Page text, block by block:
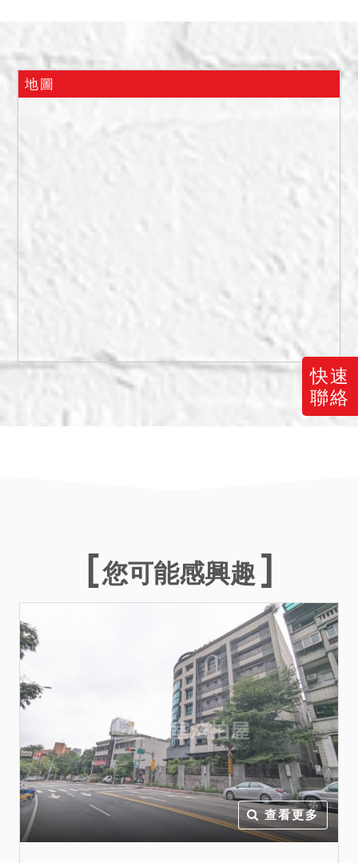
快速
聯絡
13,866,600元，得標價格扣
除建物價格後之金額，均屬
3.本案土地部分現為排水溝
4.本案土地部分為徵收取
得，依土地徵收條例第59條
定，被徵收之原土地所有權
人或其繼承人有依同樣條件
優先購買權，其願優先購買
者，應於決標後10日內，自
行檢具保證金(依投標須知第
7點辦理)及相關證明文件，
以書面向標售機關申請，逾
期未表示者，其優先購買權
視為放棄，為保障原土地所
5.私法人投標應自行確認符
合平均地權條例第79條之1
規定，並依投標須知第4點第
6.投標人應自行向當地市政
府查詢本建物使用執照附表
注意事項，以確認應負擔義
務及使用限制等。
7.按現況點交，本分署不負
瑕疵擔保責任。
8.建物之防水及設備已逾保
固期限，其修繕等費用由得
標人自理負擔。建築結構保
固期限至127年11月2日。
地圖
您可能感興趣
查看更多